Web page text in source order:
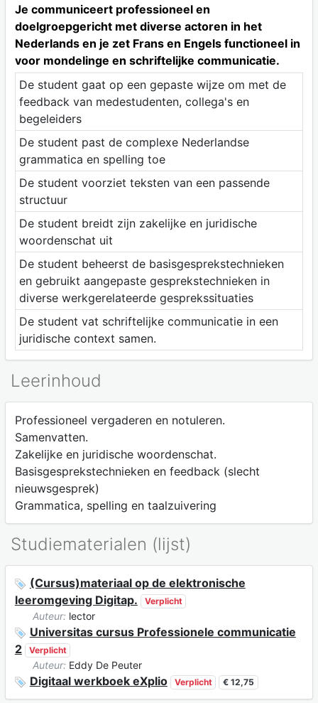
Je communiceert professioneel en
doelgroepgericht met diverse actoren in het
Nederlands en je zet Frans en Engels functioneel in
voor mondelinge en schriftelijke communicatie.
De student gaat op een gepaste wijze om met de
feedback van medestudenten, collega's en
begeleiders
De student past de complexe Nederlandse
grammatica en spelling toe
De student voorziet teksten van een passende
structuur
De student breidt zijn zakelijke en juridische
woordenschat uit
De student beheerst de basisgesprekstechnieken
en gebruikt aangepaste gesprekstechnieken in
diverse werkgerelateerde gesprekssituaties
De student vat schriftelijke communicatie in een
juridische context samen.
Leerinhoud
Professioneel vergaderen en notuleren.
Samenvatten.
Zakelijke en juridische woordenschat.
Basisgesprekstechnieken en feedback (slecht
nieuwsgesprek)
Grammatica, spelling en taalzuivering
Studiematerialen (lijst)
(Cursus)materiaal op de elektronische
leeromgeving Digitap.
Verplicht
Auteur: lector
Universitas cursus Professionele communicatie
2
Verplicht
Auteur: Eddy De Peuter
Digitaal werkboek eXplio Verplicht € 12,75